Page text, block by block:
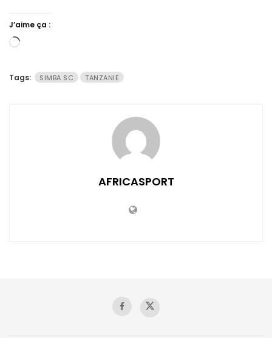
J’aime ça :
Chargement…
Tags: SIMBA SC TANZANIE
AFRICASPORT